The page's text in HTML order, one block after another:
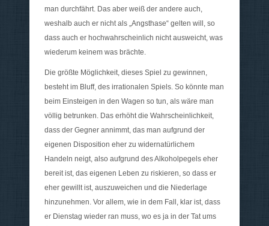
man durchfährt. Das aber weiß der andere auch,
weshalb auch er nicht als „Angsthase“ gelten will, so
dass auch er hochwahrscheinlich nicht ausweicht, was
wiederum keinem was brächte.
Die größte Möglichkeit, dieses Spiel zu gewinnen,
besteht im Bluff, des irrationalen Spiels. So könnte man
beim Einsteigen in den Wagen so tun, als wäre man
völlig betrunken. Das erhöht die Wahrscheinlichkeit,
dass der Gegner annimmt, das man aufgrund der
eigenen Disposition eher zu widernatürlichem
Handeln neigt, also aufgrund des Alkoholpegels eher
bereit ist, das eigenen Leben zu riskieren, so dass er
eher gewillt ist, auszuweichen und die Niederlage
hinzunehmen. Vor allem, wie in dem Fall, klar ist, dass
er Dienstag wieder ran muss, wo es ja in der Tat ums